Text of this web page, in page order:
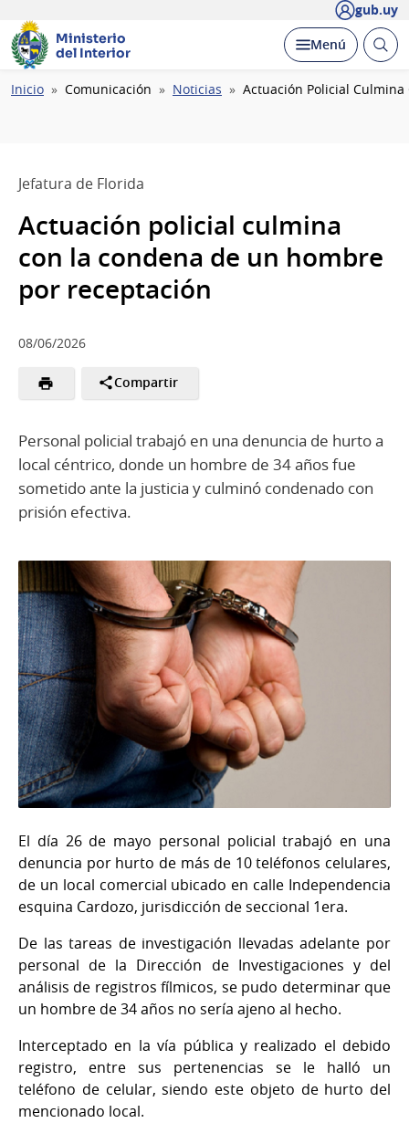
gub.uy
Ministerio
del Interior
Desplegar
Menú Abrir
Ruta
Inicio Comunicación Noticias Actuación Policial Culmina
Jefatura de Florida
Actuación policial culmina
con la condena de un hombre
por receptación
08/06/2026
Compartir
Personal policial trabajó en una denuncia de hurto a
local céntrico, donde un hombre de 34 años fue
sometido ante la justicia y culminó condenado con
prisión efectiva.
El día 26 de mayo personal policial trabajó en una
denuncia por hurto de más de 10 teléfonos celulares,
de un local comercial ubicado en calle Independencia
esquina Cardozo, jurisdicción de seccional 1era.
De las tareas de investigación llevadas adelante por
personal de la Dirección de Investigaciones y del
análisis de registros fílmicos, se pudo determinar que
un hombre de 34 años no sería ajeno al hecho.
Interceptado en la vía pública y realizado el debido
registro, entre sus pertenencias se le halló un
teléfono de celular, siendo este objeto de hurto del
mencionado local.